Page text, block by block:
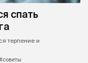
спать
терпение и